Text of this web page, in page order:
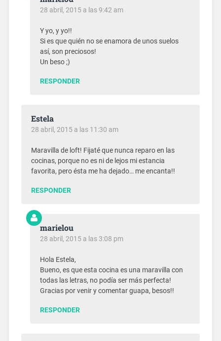
28 abril, 2015 a las 9:42 am
Y yo, y yo!!
Si es que quién no se enamora de unos suelos
así, son preciosos!
Un beso ;)
RESPONDER
Estela
28 abril, 2015 a las 11:30 am
Maravilla de loft! Fijaté que nunca reparo en las
cocinas, porque no es ni de lejos mi estancia
favorita, pero ésta me ha dejado… me encanta!!
RESPONDER
marielou
28 abril, 2015 a las 3:08 pm
Hola Estela,
Bueno, es que esta cocina es una maravilla con
todas las letras, no podía ser más perfecta!
Gracias por venir y comentar guapa, besos!!
RESPONDER